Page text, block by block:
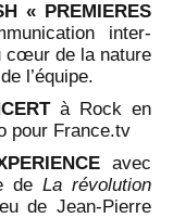
« PREMIERES
inter-
cœur de la nature
l’équipe.
à Rock en
pour France.tv
avec
deLa révolution
de Jean-Pierre